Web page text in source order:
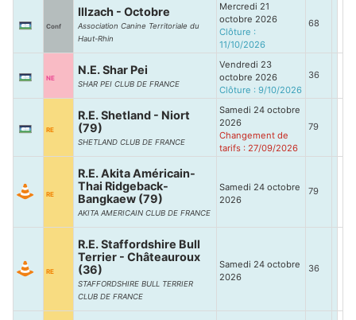
Conf
Illzach - Octobre
Association Canine Territoriale du
Haut-Rhin
Mercredi 21
octobre 2026
Clôture :
11/10/2026
68
NE
N.E. Shar Pei
SHAR PEI CLUB DE FRANCE
Vendredi 23
octobre 2026
Clôture : 9/10/2026
36
RE
R.E. Shetland - Niort
(79)
SHETLAND CLUB DE FRANCE
Samedi 24 octobre
2026
Changement de
tarifs : 27/09/2026
79
RE
R.E. Akita Américain-
Thai Ridgeback-
Bangkaew (79)
AKITA AMERICAIN CLUB DE FRANCE
Samedi 24 octobre
2026
79
RE
R.E. Staffordshire Bull
Terrier - Châteauroux
(36)
STAFFORDSHIRE BULL TERRIER
CLUB DE FRANCE
Samedi 24 octobre
2026
36